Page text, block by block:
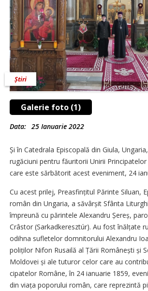
Galerie foto (1)
Știri
Data: 25 Ianuarie 2022
Și în Catedrala Episcopală din Giula,
rugăciuni pentru făuritorii Unirii
care este sărbătorit acest eveniment, 24
Cu acest prilej, Preasfințitul Părinte Siluan,
român din Ungaria, a săvâr­șit Sfânta
împreună cu părintele Alexandru Șereș,
Crâstor (Sarkadkeresztúr). Au fost înălțate
odihna sufletelor domnitorului Alexandru
poliților Nifon Rusailă al Țării Românești și
Moldovei și ale tuturor celor care au
cipatelor Române, în 24 ianuarie 1859,
din viața poporului român, care reprezintă